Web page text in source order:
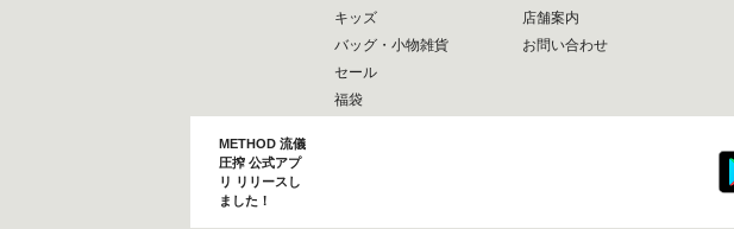
キッズ
バッグ・小物雑貨
セール
福袋
店舗案内
お問い合わせ
METHOD 流儀
圧搾 公式アプ
リ リリースし
ました！